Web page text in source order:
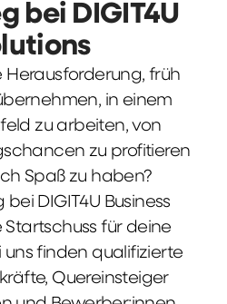
bei DIGIT4U
Herausforderung, früh
in einem
zu arbeiten, von
zu profitieren
Spaß zu haben?
DIGIT4U Business
Startschuss für deine
uns finden qualifizierte
Quereinsteiger